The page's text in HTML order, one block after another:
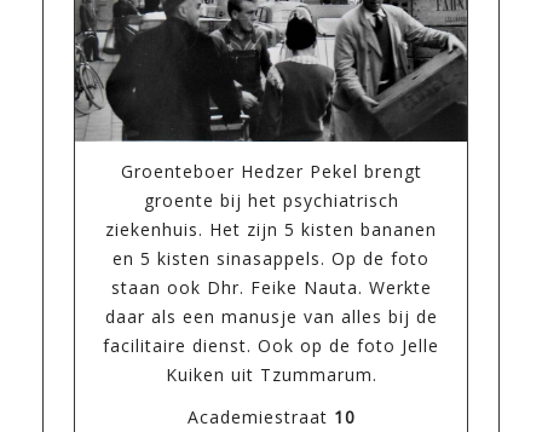
Groenteboer Hedzer Pekel brengt
groente bij het psychiatrisch
ziekenhuis. Het zijn 5 kisten bananen
en 5 kisten sinasappels. Op de foto
staan ook Dhr. Feike Nauta. Werkte
daar als een manusje van alles bij de
facilitaire dienst. Ook op de foto Jelle
Kuiken uit Tzummarum.
Academiestraat 10